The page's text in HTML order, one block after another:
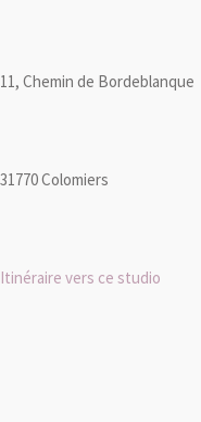
11, Chemin de Bordeblanque
31770 Colomiers
Itinéraire vers ce studio